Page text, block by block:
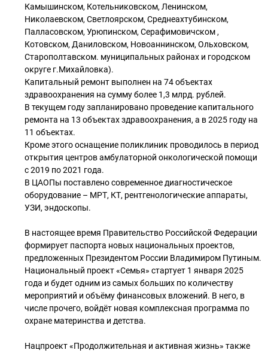
Камышинском, Котельниковском, Ленинском,
Николаевском, Светлоярском, Среднеахтубинском,
Палласовском, Урюпинском, Серафимовичском ,
Котовском, Даниловском, Новоаннинском, Ольховском,
Старополтавском. муниципальных районах и городском
округе г.Михайловка).
Капитальный ремонт выполнен на 74 объектах
здравоохранения на сумму более 1,3 млрд. рублей.
В текущем году запланировано проведение капитального
ремонта на 13 объектах здравоохранения, а в 2025 году на
11 объектах.
Кроме этого оснащение поликлиник проводилось в период
открытия центров амбулаторной онкологической помощи
с 2019 по 2021 года.
В ЦАОПы поставлено современное диагностическое
оборудование – МРТ, КТ, рентгенологические аппараты,
УЗИ, эндоскопы.
В настоящее время Правительство Российской Федерации
формирует паспорта новых национальных проектов,
предложенных Президентом России Владимиром Путиным.
Национальный проект «Семья» стартует 1 января 2025
года и будет одним из самых больших по количеству
мероприятий и объёму финансовых вложений. В него, в
числе прочего, войдёт новая комплексная программа по
охране материнства и детства.
Нацпроект «Продолжительная и активная жизнь» также